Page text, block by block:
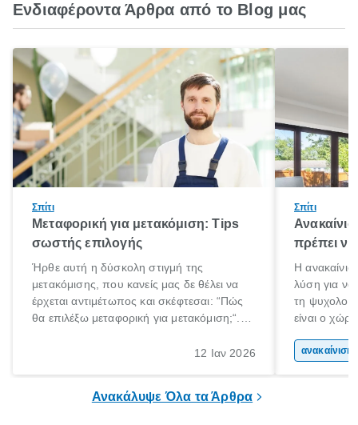
Ενδιαφέροντα Άρθρα από το Blog μας
Σπίτι
Μεταφορική για μετακόμιση: Tips
σωστής επιλογής
Ήρθε αυτή η δύσκολη στιγμή της
μετακόμισης, που κανείς μας δε θέλει να
έρχεται αντιμέτωπος και σκέφτεσαι: “Πώς
θα επιλέξω μεταφορική για μετακόμιση;“.
ξεκινάς τις απαραίτητες ετοιμασίες,12 Ιαν 2026
Σπίτι
πρέπει να
Η
λύση για να
τη
είναι ο
Επομένως,
Ανακάλυψε Όλα τα Άρθρα